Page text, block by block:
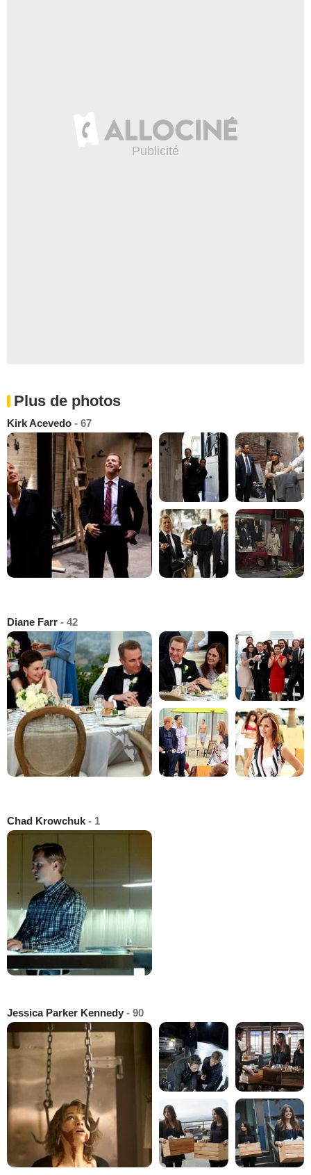
Plus de photos
Kirk Acevedo - 67
Diane Farr - 42
Chad Krowchuk - 1
Jessica Parker Kennedy - 90